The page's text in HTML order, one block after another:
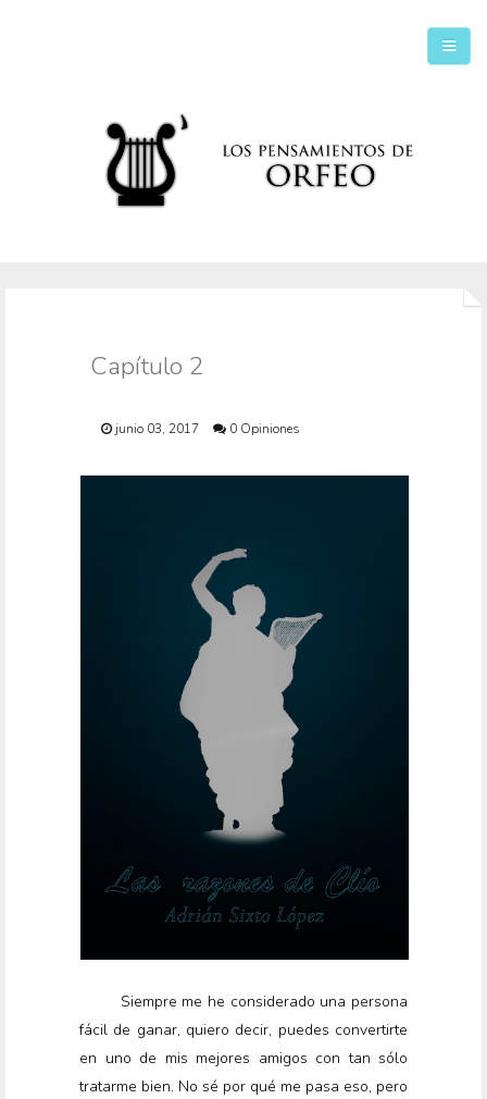
Capítulo 2
junio 03, 2017 0 Opiniones
Siempre me he considerado una persona
fácil de ganar, quiero decir, puedes convertirte
en uno de mis mejores amigos con tan sólo
tratarme bien. No sé por qué me pasa eso, pero